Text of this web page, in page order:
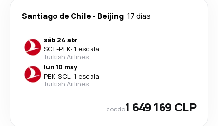
Santiago de Chile - Beijing 17 días
sáb 24 abr
SCL-PEK· 1 escala
Turkish Airlines
lun 10 may
PEK-SCL· 1 escala
Turkish Airlines
desde1 649 169 CLP